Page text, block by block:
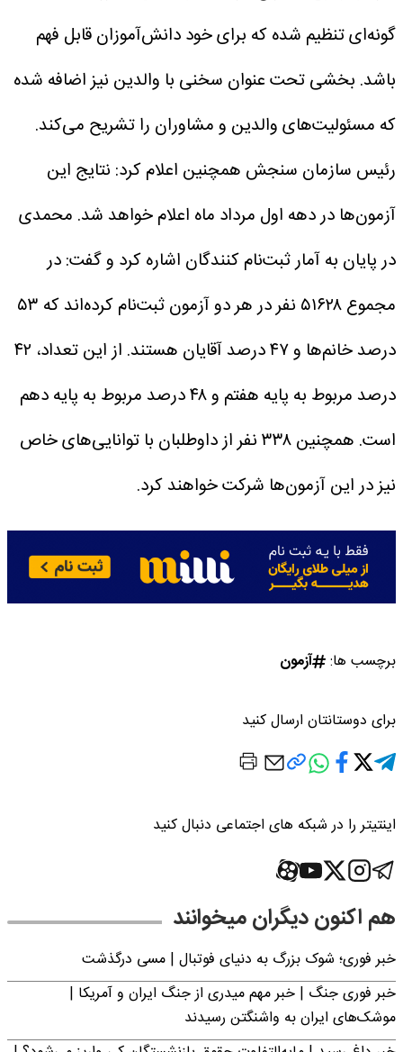
گونه‌ای تنظیم شده که برای خود دانش‌آموزان قابل فهم
باشد. بخشی تحت عنوان سخنی با والدین نیز اضافه شده
که مسئولیت‌های والدین و مشاوران را تشریح می‌کند.
رئیس سازمان سنجش همچنین اعلام کرد: نتایج این
آزمون‌ها در دهه اول مرداد ماه اعلام خواهد شد. محمدی
در پایان به آمار ثبت‌نام کنندگان اشاره کرد و گفت: در
مجموع ۵۱۶۲۸ نفر در هر دو آزمون ثبت‌نام کرده‌اند که ۵۳
درصد خانم‌ها و ۴۷ درصد آقایان هستند. از این تعداد، ۴۲
درصد مربوط به پایه هفتم و ۴۸ درصد مربوط به پایه دهم
است. همچنین ۳۳۸ نفر از داوطلبان با توانایی‌های خاص
نیز در این آزمون‌ها شرکت خواهند کرد.
برچسب ها: آزمون
برای دوستانتان ارسال کنید
اینتیتر را در شبکه های اجتماعی دنبال کنید
هم اکنون دیگران میخوانند
خبر فوری؛‌ شوک بزرگ به دنیای فوتبال | مسی درگذشت
خبر فوری جنگ | خبر مهم میدری از جنگ ایران و آمریکا |
موشک‌های ایران به واشنگتن رسیدند